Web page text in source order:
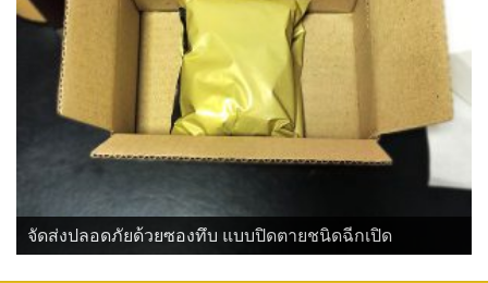
จัดส่งปลอดภัยด้วยซองทึบ แบบปิดตายชนิดฉีกเปิด